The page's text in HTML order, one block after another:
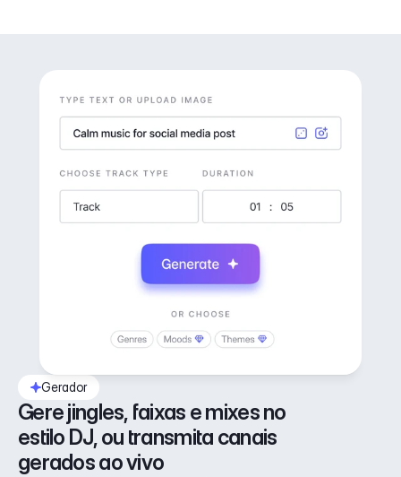
Gerador
Gere jingles, faixas e mixes no
estilo DJ, ou transmita canais
gerados ao vivo